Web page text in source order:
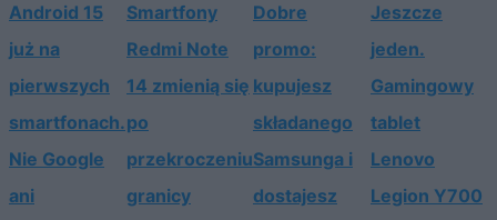
Android 15
już na
pierwszych
smartfonach.
Nie Google
ani
Smartfony
Redmi Note
14 zmienią się
po
przekroczeniu
granicy
Dobre
promo:
kupujesz
składanego
Samsunga i
dostajesz
Jeszcze
jeden.
Gamingowy
tablet
Lenovo
Legion Y700